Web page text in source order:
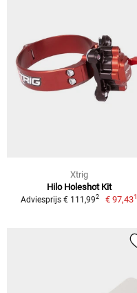
Xtrig
Hilo Holeshot Kit
Adviesprijs € 111,992 € 97,431